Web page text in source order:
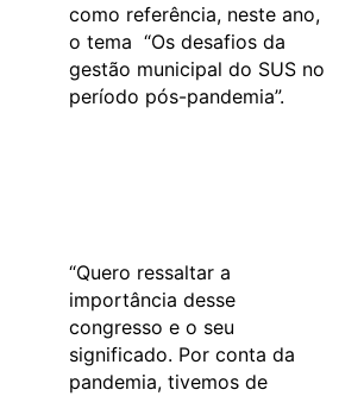
como referência, neste ano,
o tema “Os desafios da
gestão municipal do SUS no
período pós-pandemia”.
“Quero ressaltar a
importância desse
congresso e o seu
significado. Por conta da
pandemia, tivemos de